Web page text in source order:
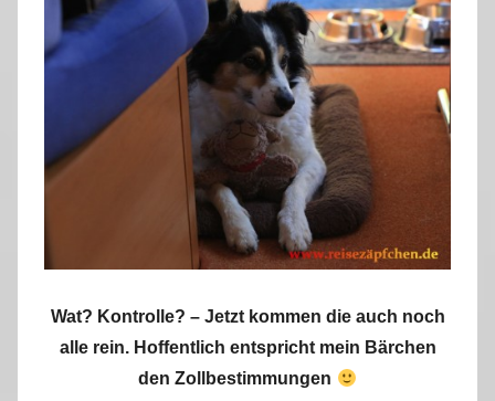
Wat? Kontrolle? – Jetzt kommen die auch noch
alle rein. Hoffentlich entspricht mein Bärchen
den Zollbestimmungen